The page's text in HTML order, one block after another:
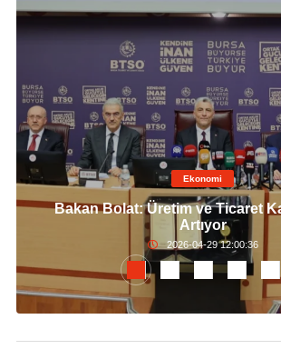
Ekonomi
Bakan Bolat: Üretim ve Ticaret
Artıyor
2026-04-29 12:00:36